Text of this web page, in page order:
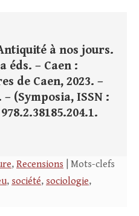
à nos jours.
éds. – Caen :
de Caen, 2023. –
(Symposia, ISSN :
, Recensions | Mots-clefs
, société, sociologie,